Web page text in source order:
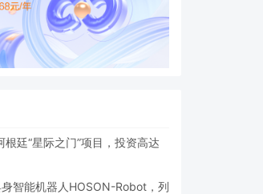
根廷“星际之门”项目，投资高达
智能机器人HOSON-Robot，列